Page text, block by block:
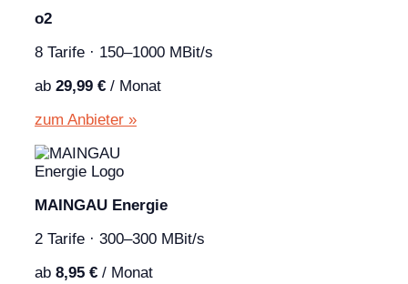
o2
8 Tarife · 150–1000 MBit/s
ab 29,99 € / Monat
zum Anbieter »
MAINGAU Energie
2 Tarife · 300–300 MBit/s
ab 8,95 € / Monat